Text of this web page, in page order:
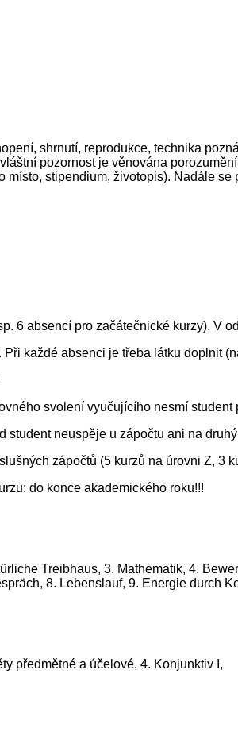
shrnutí, reprodukce, technika
pozornost je věnována
stipendium, životopis). Nadále
6 absencí pro začátečnické kurzy). V
každé absenci je třeba látku doplnit
svolení vyučujícího nesmí student
neuspěje u zápočtu ani na
zápočtů (5 kurzů na úrovni Z, 3
do konce akademického roku!!!
Treibhaus, 3. Mathematik, 4.
8. Lebenslauf, 9. Energie durch
předmětné a účelové, 4. Konjunktiv I,